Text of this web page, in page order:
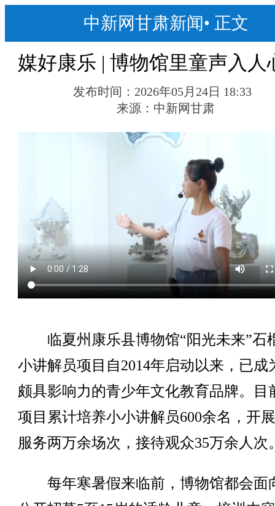
中新网甘肃新闻• 正文
媒好康乐 | 博物馆里童声入人
发布时间： 2026年05月24日 18:33
来源： 中新网甘肃
临夏州康乐县博物馆“阳光未来”石
小讲解员项目自2014年启动以来，已成
颇具影响力的青少年文化教育品牌。目
项目累计培养小小讲解员600余名，开
服务两万余场次，接待观众35万余人次
每年寒暑假来临前，博物馆都会面